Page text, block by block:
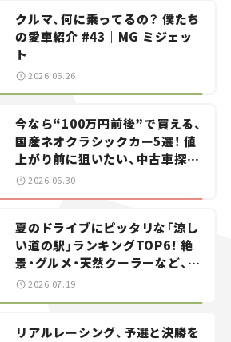
クルマ、何に乗ってるの？ 僕たち
の愛車紹介 #43｜MG ミジェッ
ト
2026.06.26
今なら“100万円前後”で買える、
国産ネオクラシックカー5選！ 値
上がり前に狙いたい、中古車探し
をお手伝い――ちょっとイケてるマ
2026.06.30
夏のドライブにピッタリな「涼し
い道の駅」ランキングTOP6！ 絶
景・グルメ・天然クーラーなど、避
暑におすすめのスポットを紹介
2026.07.19
リアルレーシング、予選と決勝を